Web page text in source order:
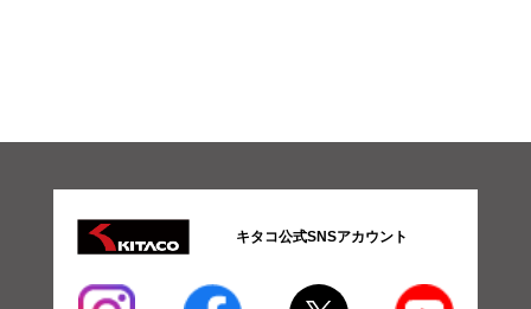
キタコ公式SNSアカウント